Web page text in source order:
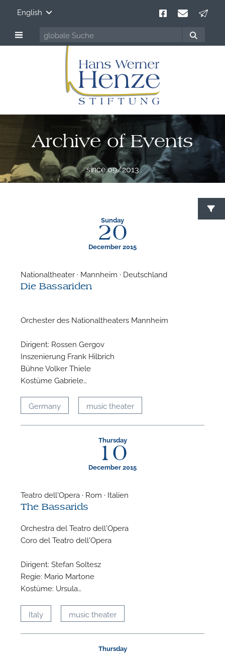
English
Archive of Events
since 09/2013
Sunday
20
December 2015
Nationaltheater · Mannheim · Deutschland
Die Bassariden
Orchester des Nationaltheaters Mannheim
Dirigent: Rossen Gergov
Inszenierung Frank Hilbrich
Bühne Volker Thiele
Kostüme Gabriele…
Germany music theater
Thursday
10
December 2015
Teatro dell'Opera · Rom · Italien
The Bassarids
Orchestra del Teatro dell'Opera
Coro del Teatro dell'Opera
Dirigent: Stefan Soltesz
Regie: Mario Martone
Kostüme: Ursula…
Italy music theater
Thursday